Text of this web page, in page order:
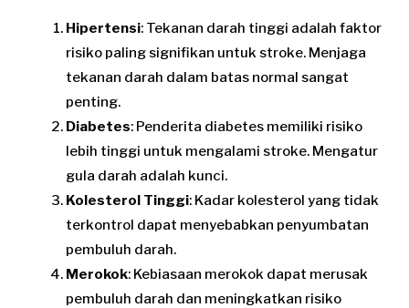
Hipertensi: Tekanan darah tinggi adalah faktor
risiko paling signifikan untuk stroke. Menjaga
tekanan darah dalam batas normal sangat
penting.
Diabetes: Penderita diabetes memiliki risiko
lebih tinggi untuk mengalami stroke. Mengatur
gula darah adalah kunci.
Kolesterol Tinggi: Kadar kolesterol yang tidak
terkontrol dapat menyebabkan penyumbatan
pembuluh darah.
Merokok: Kebiasaan merokok dapat merusak
pembuluh darah dan meningkatkan risiko